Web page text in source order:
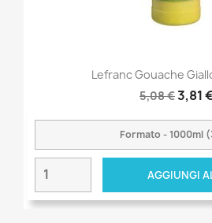
Lefranc Gouache
5,08 €3,81
AGGIUNGI